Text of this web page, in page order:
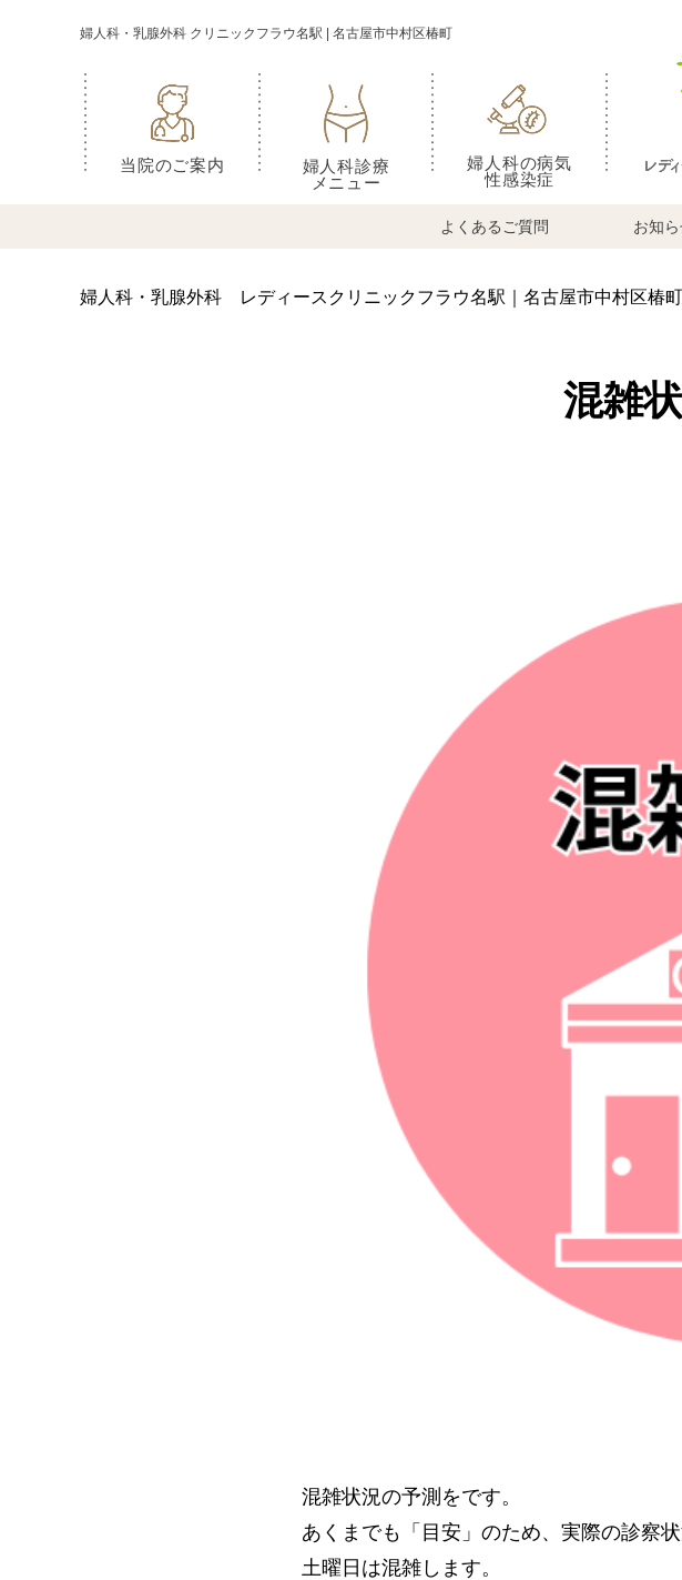
婦人科・乳腺外科 クリニックフラウ名駅 | 名古屋市中村区椿町
当院のご案内
婦人科診療
メニュー
婦人科の病気
性感染症
よくあるご質問 お知
婦人科・乳腺外科 レディースクリニックフラウ名駅｜名古屋市中村区椿町
混雑
混雑状況の予測をです。
あくまでも「目安」のため、実際の診察
土曜日は混雑します。